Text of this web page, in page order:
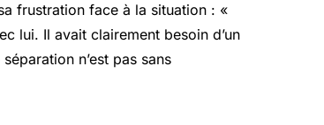
frustration face à la situation : «
lui. Il avait clairement besoin d’un
n’est pas sans